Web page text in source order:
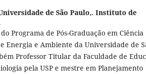
de São Paulo,. Instituto de
Programa de Pós-Graduação em Ciência
Energia e Ambiente da Universidade de
Professor Titular da Faculdade de
pela USP e mestre em Planejamento